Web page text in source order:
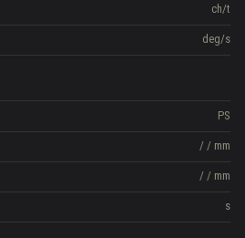
ch/t
deg/s
PS
/ / mm
/ / mm
s